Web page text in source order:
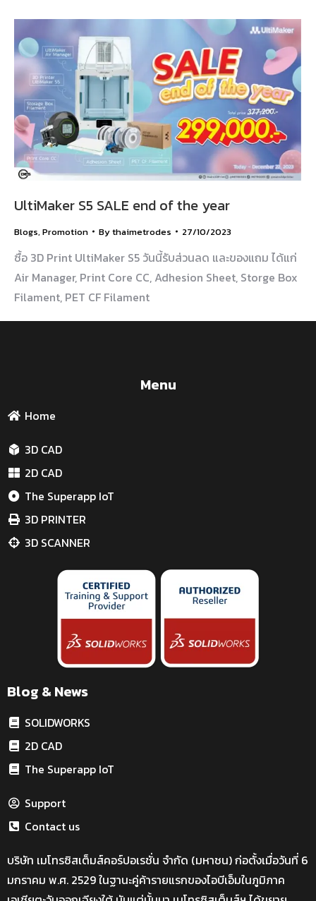
UltiMaker S5 SALE end of the year
Blogs, Promotion Bythaimetrodes 27/10/2023
ซื้อ 3D Print UltiMaker S5 วันนี้รับส่วนลด และของแถม ได้แก่
Air Manager, Print Core CC, Adhesion Sheet, Storge Box
Filament, PET CF Filament
Menu
Home
3D CAD
2D CAD
The Superapp IoT
3D PRINTER
3D SCANNER
Blog & News
SOLIDWORKS
2D CAD
The Superapp IoT
Support
Contact us
บริษัท เมโทรซิสเต็มส์คอร์ปอเรชั่น จำกัด (มหาชน) ก่อตั้งเมื่อวันที่ 6
มกราคม พ.ศ. 2529 ในฐานะคู่ค้ารายแรกของไอบีเอ็มในภูมิภาค